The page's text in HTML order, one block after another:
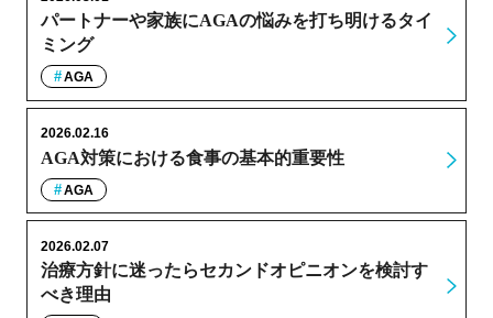
パートナーや家族にAGAの悩みを打ち明けるタイ
ミング
AGA
AGA対策における食事の基本的重要性
2026.02.16
AGA
治療方針に迷ったらセカンドオピニオンを検討す
べき理由
2026.02.07